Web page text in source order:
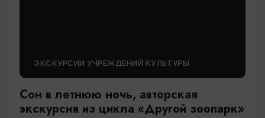
ЭКСКУРСИИ УЧРЕЖДЕНИЙ КУЛЬТУРЫ
Сон в летнюю ночь, авторская
экскурсия из цикла «Другой зоопарк»